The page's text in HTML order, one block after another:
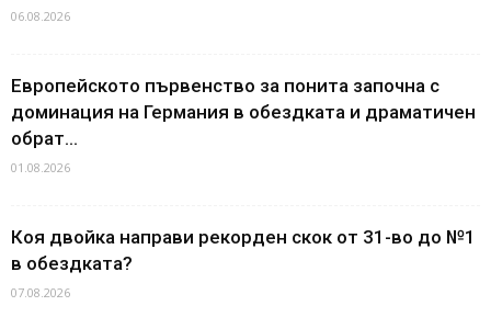
06.08.2026
Европейското първенство за понита започна с
доминация на Германия в обездката и драматичен
обрат...
01.08.2026
Коя двойка направи рекорден скок от 31-во до №1
в обездката?
07.08.2026